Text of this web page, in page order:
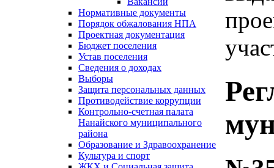
Нормативные документы
Порядок обжалования НПА
Проектная документация
Бюджет поселения
Устав поселения
Сведения о доходах
Выборы
Защита персональных данных
Противодействие коррупции
Контрольно-счетная палата
Нанайского муниципального
района
Образование и Здравоохранение
Культура и спорт